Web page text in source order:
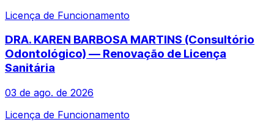
Licença de Funcionamento
DRA. KAREN BARBOSA MARTINS (Consultório
Odontológico) — Renovação de Licença
Sanitária
03 de ago. de 2026
Licença de Funcionamento